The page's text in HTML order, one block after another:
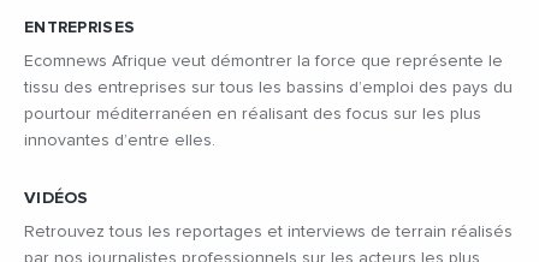
ENTREPRISES
Ecomnews Afrique veut démontrer la force que représente le
tissu des entreprises sur tous les bassins d’emploi des pays du
pourtour méditerranéen en réalisant des focus sur les plus
innovantes d’entre elles.
VIDÉOS
Retrouvez tous les reportages et interviews de terrain réalisés
par nos journalistes professionnels sur les acteurs les plus